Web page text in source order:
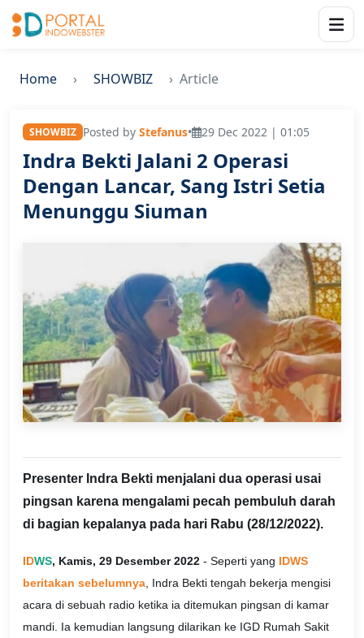
Home SHOWBIZ Article
SHOWBIZ Posted by Stefanus• 29 Dec 2022 | 01:05
Indra Bekti Jalani 2 Operasi
Dengan Lancar, Sang Istri Setia
Menunggu Siuman
Presenter Indra Bekti menjalani dua operasi usai
pingsan karena mengalami pecah pembuluh darah
di bagian kepalanya pada hari Rabu (28/12/2022).
IDWS, Kamis, 29 Desember 2022 - Seperti yang IDWS
beritakan sebelumnya , Indra Bekti tengah bekerja mengisi
acara di sebuah radio ketika ia ditemukan pingsan di kamar
mandi. Ia kemudian langsung dilarikan ke IGD Rumah Sakit